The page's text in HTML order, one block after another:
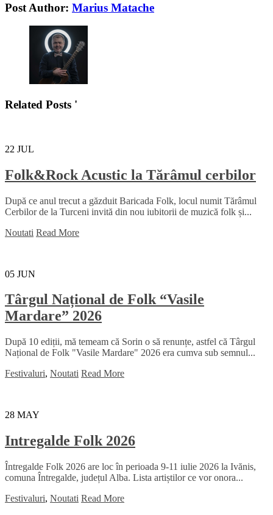
Post Author: Marius Matache
Related Posts '
22 JUL
Folk&Rock Acustic la Tărâmul cerbilor
După ce anul trecut a găzduit Baricada Folk, locul numit Tărâmul
Cerbilor de la Turceni invită din nou iubitorii de muzică folk și...
Noutati Read More
05 JUN
Târgul Național de Folk “Vasile
Mardare” 2026
După 10 ediții, mă temeam că Sorin o să renunțe, astfel că Târgul
Național de Folk "Vasile Mardare" 2026 era cumva sub semnul...
Festivaluri, Noutati Read More
28 MAY
Intregalde Folk 2026
Întregalde Folk 2026 are loc în perioada 9-11 iulie 2026 la Ivănis,
comuna Întregalde, județul Alba. Lista artiștilor ce vor onora...
Festivaluri, Noutati Read More